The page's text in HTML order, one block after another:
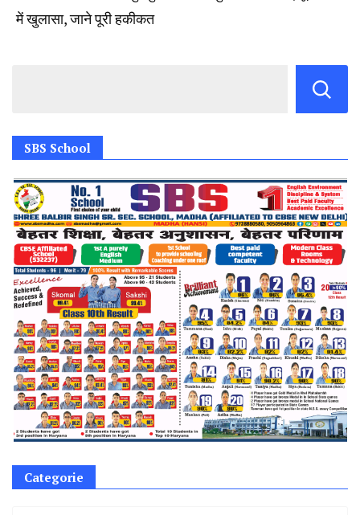
में खुलासा, जाने पूरी हकीकत
SBS School
Categorie